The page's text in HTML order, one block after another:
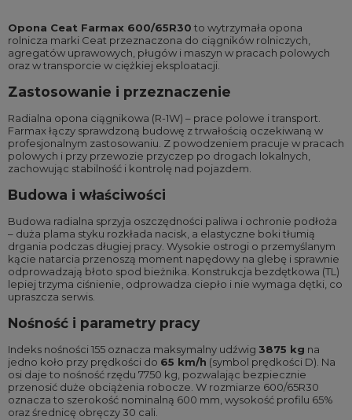
Opona Ceat Farmax 600/65R30 to wytrzymała opona
rolnicza marki Ceat przeznaczona do ciągników rolniczych,
agregatów uprawowych, pługów i maszyn w pracach polowych
oraz w transporcie w ciężkiej eksploatacji.
Zastosowanie i przeznaczenie
Radialna opona ciągnikowa (R-1W) – prace polowe i transport.
Farmax łączy sprawdzoną budowę z trwałością oczekiwaną w
profesjonalnym zastosowaniu. Z powodzeniem pracuje w pracach
polowych i przy przewozie przyczep po drogach lokalnych,
zachowując stabilność i kontrolę nad pojazdem.
Budowa i właściwości
Budowa radialna sprzyja oszczędności paliwa i ochronie podłoża
– duża plama styku rozkłada nacisk, a elastyczne boki tłumią
drgania podczas długiej pracy. Wysokie ostrogi o przemyślanym
kącie natarcia przenoszą moment napędowy na glebę i sprawnie
odprowadzają błoto spod bieżnika. Konstrukcja bezdętkowa (TL)
lepiej trzyma ciśnienie, odprowadza ciepło i nie wymaga dętki, co
upraszcza serwis.
Nośność i parametry pracy
Indeks nośności 155 oznacza maksymalny udźwig 3875 kg na
jedno koło przy prędkości do 65 km/h (symbol prędkości D). Na
osi daje to nośność rzędu 7750 kg, pozwalając bezpiecznie
przenosić duże obciążenia robocze. W rozmiarze 600/65R30
oznacza to szerokość nominalną 600 mm, wysokość profilu 65%
oraz średnicę obręczy 30 cali.